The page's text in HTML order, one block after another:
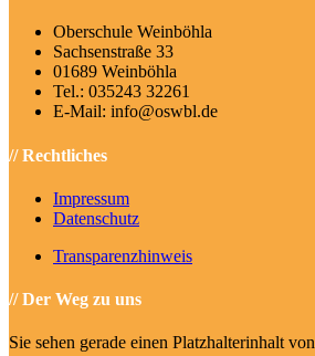
Oberschule Weinböhla
Sachsenstraße 33
01689 Weinböhla
Tel.: 035243 32261
E-Mail: info@oswbl.de
// Rechtliches
Impressum
Datenschutz
Transparenzhinweis
// Der Weg zu uns
Sie sehen gerade einen Platzhalterinhalt von